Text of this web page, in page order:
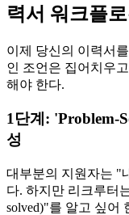
력서 워크플
이제 당신의 이력서
인 조언은 집어치우
해야 한다.
1단계: 'Problem-
성
대부분의 지원자는 "
다. 하지만 리크루터
solved)"를 알고 싶어